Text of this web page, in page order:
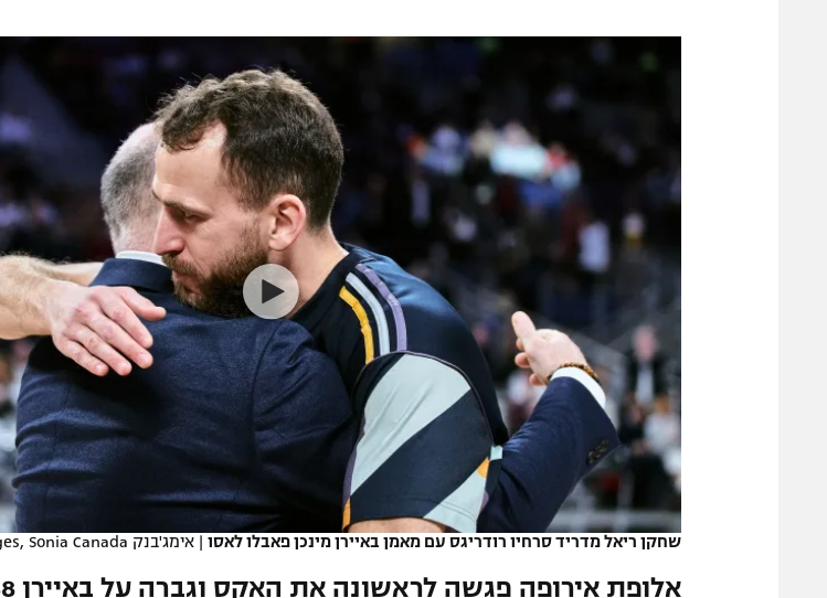
תקנון משתתפים וזוכים בפרסים
תקנון עבור פעילות ספורט 1 – "מרלן"
גיימינג E-Sports
תנאי שימוש
מדיניות פרטיות
תקנון פעילות ספורט 1
רשיון להקרנה פומבית לבית עסק
הצטרפות לחבילת הערוצים
לוח דרושים – ג'ובנט
תגיות
המגזין
הפועל תל אביב
הפועל חיפה
הפועל באר שבע
מכבי נתניה
בני יהודה
ליגה סינית
ליגה ברזילאית
ליגות נוספות
שחקן ריאל מדריד סרחיו רודריגס עם מאמן באיירן מינכן פאבלו לאסו | אימג'בנק GettyImages, Sonia Canada